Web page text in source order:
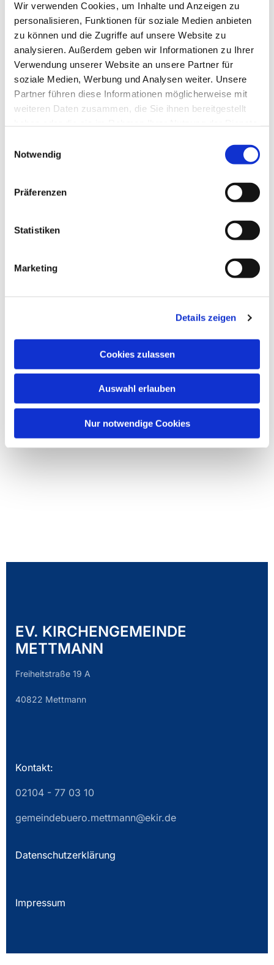
Wir verwenden Cookies, um Inhalte und Anzeigen zu
personalisieren, Funktionen für soziale Medien anbieten
zu können und die Zugriffe auf unsere Website zu
analysieren. Außerdem geben wir Informationen zu Ihrer
Verwendung unserer Website an unsere Partner für
soziale Medien, Werbung und Analysen weiter. Unsere
Partner führen diese Informationen möglicherweise mit
weiteren Daten zusammen, die Sie ihnen bereitgestellt
Notwendig
Präferenzen
Statistiken
Marketing
Details zeigen
Cookies zulassen
Auswahl erlauben
Nur notwendige Cookies
EV. KIRCHENGEMEINDE
METTMANN
Freiheitstraße 19 A
40822 Mettmann
Kontakt:
02104 - 77 03 10
gemeindebuero.mettmann@ekir.de
Datenschutzerklärung
Impressum